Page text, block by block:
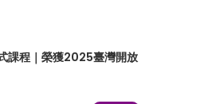
課程｜榮獲2025臺灣開放